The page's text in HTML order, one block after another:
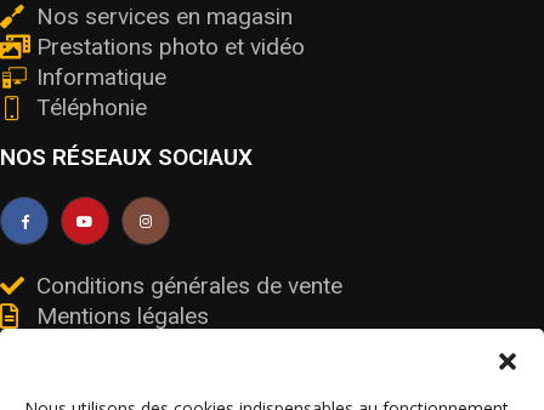
Nos services en magasin
Prestations photo et vidéo
Informatique
Téléphonie
NOS RÉSEAUX SOCIAUX
Conditions générales de vente
Mentions légales